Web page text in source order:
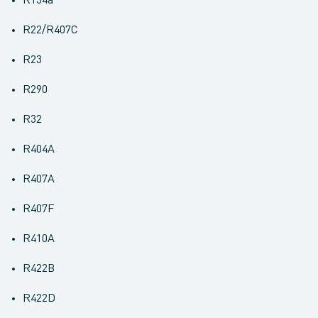
R22/R407C
R23
R290
R32
R404A
R407A
R407F
R410A
R422B
R422D